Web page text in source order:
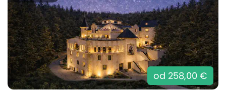
od 258,00 €